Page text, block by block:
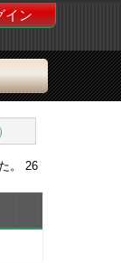
イン
。 26